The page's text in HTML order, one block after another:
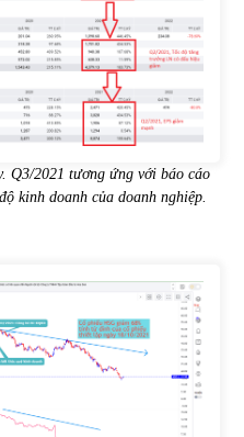
Q3/2021 tương ứng với báo cáo
kinh doanh của doanh nghiệp.